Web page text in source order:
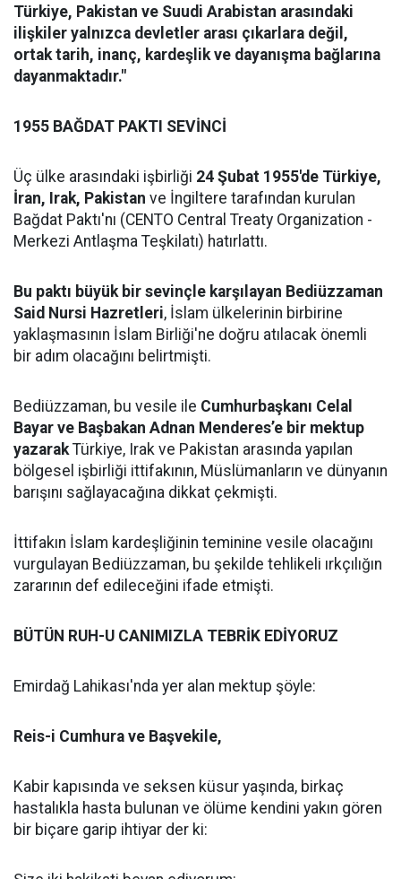
Türkiye, Pakistan ve Suudi Arabistan arasındaki
ilişkiler yalnızca devletler arası çıkarlara değil,
ortak tarih, inanç, kardeşlik ve dayanışma bağlarına
dayanmaktadır."
1955 BAĞDAT PAKTI SEVİNCİ
Üç ülke arasındaki işbirliği 24 Şubat 1955'de Türkiye,
İran, Irak, Pakistan ve İngiltere tarafından kurulan
Bağdat Paktı'nı (CENTO Central Treaty Organization -
Merkezi Antlaşma Teşkilatı) hatırlattı.
Bu paktı büyük bir sevinçle karşılayan Bediüzzaman
Said Nursi Hazretleri, İslam ülkelerinin birbirine
yaklaşmasının İslam Birliği'ne doğru atılacak önemli
bir adım olacağını belirtmişti.
Bediüzzaman, bu vesile ile Cumhurbaşkanı Celal
Bayar ve Başbakan Adnan Menderes’e bir mektup
yazarakTürkiye, Irak ve Pakistan arasında yapılan
bölgesel işbirliği ittifakının, Müslümanların ve dünyanın
barışını sağlayacağına dikkat çekmişti.
İttifakın İslam kardeşliğinin teminine vesile olacağını
vurgulayan Bediüzzaman, bu şekilde tehlikeli ırkçılığın
zararının def edileceğini ifade etmişti.
BÜTÜN RUH-U CANIMIZLA TEBRİK EDİYORUZ
Emirdağ Lahikası'nda yer alan mektup şöyle:
Reis-i Cumhura ve Başvekile,
Kabir kapısında ve seksen küsur yaşında, birkaç
hastalıkla hasta bulunan ve ölüme kendini yakın gören
bir biçare garip ihtiyar der ki: